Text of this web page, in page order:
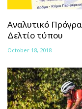
Αναλυτικό
Δελτίο τύπου
October 18, 2018